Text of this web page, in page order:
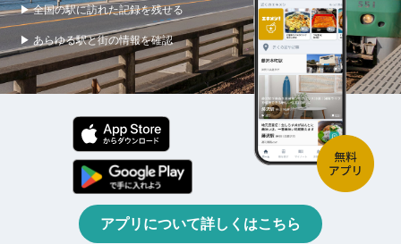
▶ 全国の駅に訪れた記録を残せる
▶ あらゆる駅と街の情報を確認
アプリについて詳しくはこちら